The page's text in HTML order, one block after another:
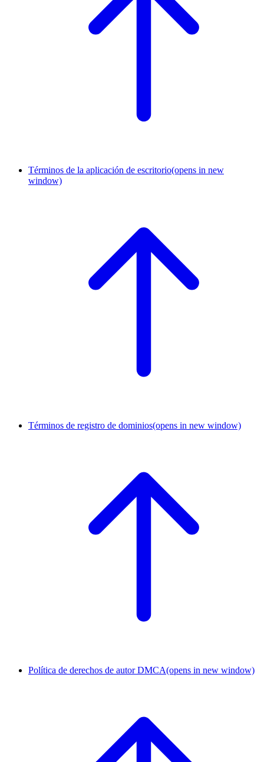
Términos de la aplicación de escritorio(opens in new
window)
Términos de registro de dominios(opens in new window)
Política de derechos de autor DMCA(opens in new window)